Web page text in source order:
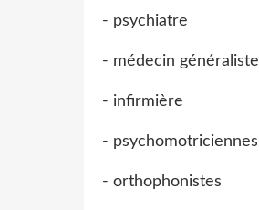
- psychiatre
- médecin généraliste
- infirmière
- psychomotriciennes
- orthophonistes